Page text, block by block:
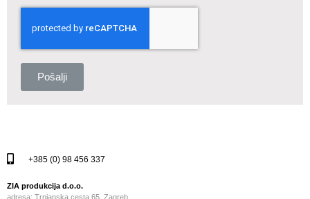
Pošalji
+385 (0) 98 456 337
ZIA produkcija d.o.o.
adresa: Trnjanska cesta 65, Zagreb